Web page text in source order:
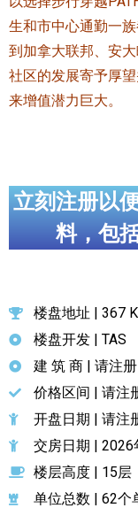
生和市中心通勤一
到加拿大联邦、安
社区的发展寄予厚
来增值潜力巨大。
立刻注册以
料，包
楼盘地址 | 367
楼盘开发 | TAS
建 筑 商 | 请注
价格区间 | 请注
开盘日期 | 请注
交房日期 | 2026
楼层高度 | 15层
单位总数 | 62个